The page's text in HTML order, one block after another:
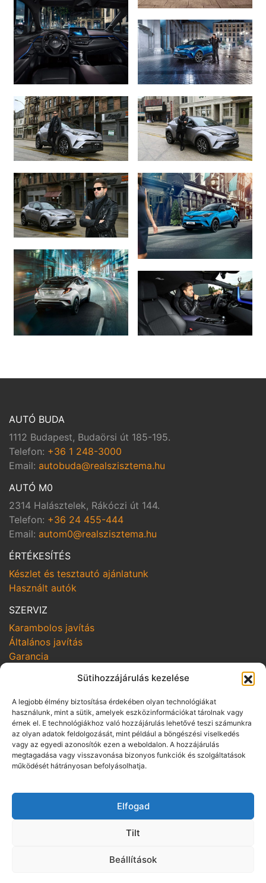
Sütihozzájárulás kezelése
A legjobb élmény biztosítása érdekében olyan technológiákat
használunk, mint a sütik, amelyek eszközinformációkat tárolnak vagy
érnek el. E technológiákhoz való hozzájárulás lehetővé teszi számunkra
az olyan adatok feldolgozását, mint például a böngészési viselkedés
vagy az egyedi azonosítók ezen a weboldalon. A hozzájárulás
megtagadása vagy visszavonása bizonyos funkciók és szolgáltatások
működését hátrányosan befolyásolhatja.
Elfogad
Tilt
Beállítások
AUTÓ BUDA
1112 Budapest, Budaörsi út 185-195.
Telefon: +36 1 248-3000
Email: autobuda@realszisztema.hu
AUTÓ M0
2314 Halásztelek, Rákóczi út 144.
Telefon: +36 24 455-444
Email: autom0@realszisztema.hu
ÉRTÉKESÍTÉS
Készlet és tesztautó ajánlatunk
Használt autók
SZERVIZ
Karambolos javítás
Általános javítás
Garancia
SZOLGÁLTATÁSOK
Online szerviz bejelentkezés
Szerviz kampányok
Hozom-viszem
SZABÁLYZATOK
Adatvédelmi irányelvek
Üzletszabályzat pénzügyi szolgáltatás
Panaszkezelési szabályzat